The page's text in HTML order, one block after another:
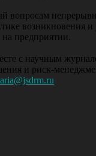
вопросам
возникновения и
предприятии.
с научным
и риск-